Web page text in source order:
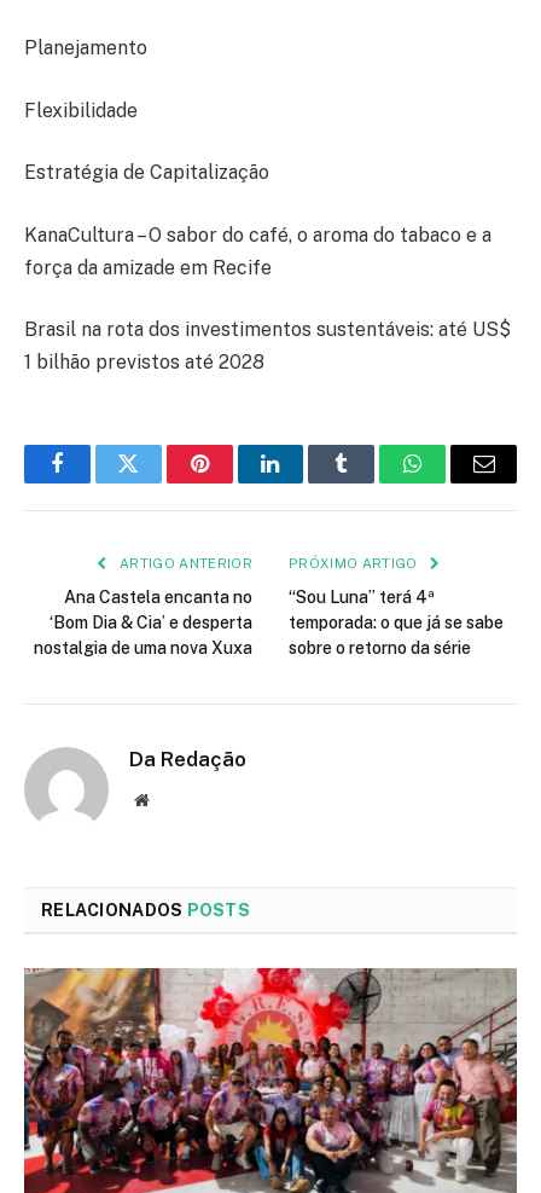
Planejamento
Flexibilidade
Estratégia de Capitalização
KanaCultura – O sabor do café, o aroma do tabaco e a
força da amizade em Recife
Brasil na rota dos investimentos sustentáveis: até US$
1 bilhão previstos até 2028
FacebookTwitter PinterestLinkedInTumblr WhatsApp
E-
ARTIGO ANTERIOR
Ana Castela encanta no
‘Bom Dia & Cia’ e desperta
nostalgia de uma nova Xuxa
PRÓXIMO ARTIGO
“Sou Luna” terá 4ª
temporada: o que já se sabe
sobre o retorno da série
Da Redação
Site
RELACIONADOS POSTS